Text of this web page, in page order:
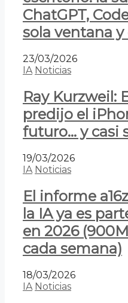
ChatGPT,
sola ventana
23/03/2026
IA Noticias
Ray Kurzweil:
predijo el
futuro… y casi
19/03/2026
IA Noticias
El informe
la IA ya es
en 2026
cada semana)
18/03/2026
IA Noticias